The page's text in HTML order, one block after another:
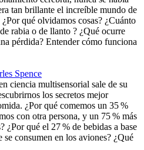
tan brillante el increíble mundo de
qué olvidamos cosas? ¿Cuánto
rabia o de llanto ? ¿Qué ocurre
pérdida? Entender cómo funciona
Spence
ciencia multisensorial sale de su
los secretos mejor
¿Por qué comemos un 35 %
con otra persona, y un 75 % más
¿Por qué el 27 % de bebidas a base
se consumen en los aviones? ¿Qué